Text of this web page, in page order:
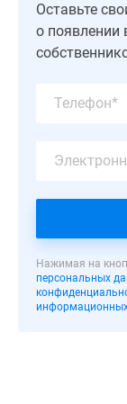
Подольске
территории
Фетищево.
этажный
башня
будет
построен
Оставьте
о появлении
Нажимая на
персональных